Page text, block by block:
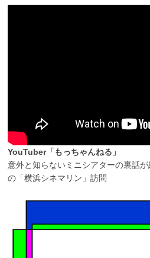
YouTuber「もっちゃんねる」
意外と知らないミニシアターの裏話
の「横浜シネマリン」訪問